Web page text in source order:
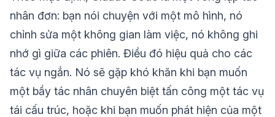
nhân đơn: bạn nói chuyện với một mô hình, nó
chỉnh sửa một không gian làm việc, nó không ghi
nhớ gì giữa các phiên. Điều đó hiệu quả cho các
tác vụ ngắn. Nó sẽ gặp khó khăn khi bạn muốn
một bầy tác nhân chuyên biệt tấn công một tác vụ
tái cấu trúc, hoặc khi bạn muốn phát hiện của một